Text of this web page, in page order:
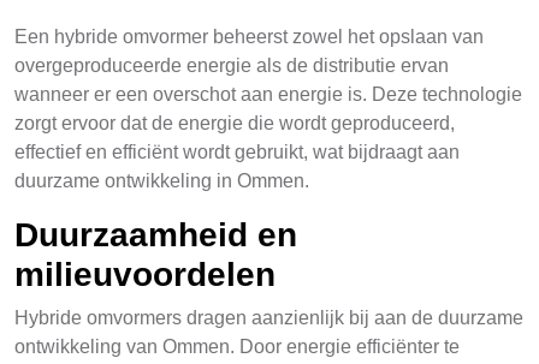
Een hybride omvormer beheerst zowel het opslaan van
overgeproduceerde energie als de distributie ervan
wanneer er een overschot aan energie is. Deze technologie
zorgt ervoor dat de energie die wordt geproduceerd,
effectief en efficiënt wordt gebruikt, wat bijdraagt aan
duurzame ontwikkeling in Ommen.
Duurzaamheid en
milieuvoordelen
Hybride omvormers dragen aanzienlijk bij aan de duurzame
ontwikkeling van Ommen. Door energie efficiënter te